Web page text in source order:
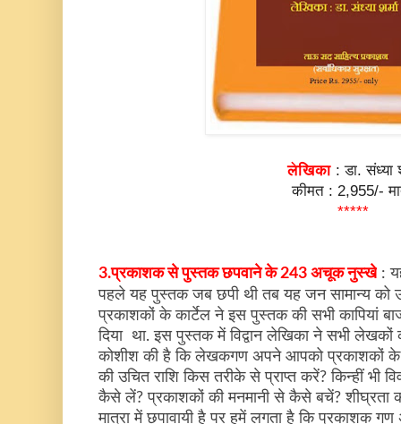
लेखिका : डा. संध्या
कीमत : 2,955/-
*****
3.प्रकाशक से पुस्तक छपवाने के 243 अचूक नुस्खे :
पहले यह पुस्तक जब छपी थी तब यह जन सामान्य को
प्रकाशकों के कार्टेल ने इस पुस्तक की सभी कापियां
दिया था. इस पुस्तक में विद्वान लेखिका ने सभी
कोशीश की है कि लेखकगण अपने आपको प्रकाशकों के
की उचित राशि किस तरीके से प्राप्त करें? किन्हीं भी
कैसे लें? प्रकाशकों की मनमानी से कैसे बचें? शीघ्रता
मात्रा में छपावायी है पर हमें लगता है कि प्रकाशक